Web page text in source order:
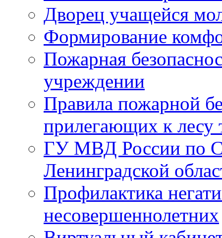
Дворец учащейся
Формирование
Пожарная
учреждении
Правила пожарной
прилегающих к лесу
ГУ МВД России по
Ленинградской
Профилактика
несовершеннолетних